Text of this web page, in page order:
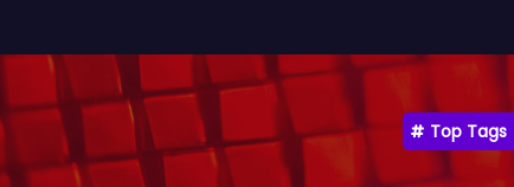
Top Tags